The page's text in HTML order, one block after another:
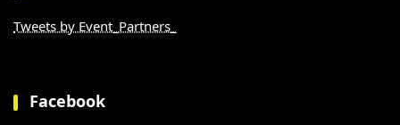
Tweets by Event_Partners_
Facebook